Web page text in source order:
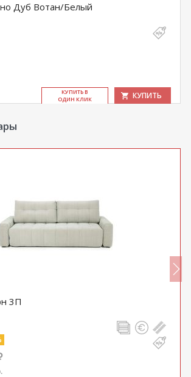
Дуб Вотан/Белый
КУ­ПИТЬ В
ОДИН КЛИК
КУПИТЬ
3П